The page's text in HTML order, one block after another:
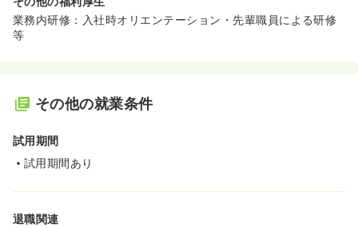
業務内研修：入社時オリエンテーション・先輩職員による研修
等
その他の就業条件
試用期間
試用期間あり
退職関連